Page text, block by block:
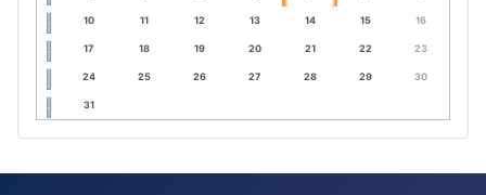
10 11 12 13 14 15 16
17 18 19 20 21 22 23
24 25 26 27 28 29 30
31